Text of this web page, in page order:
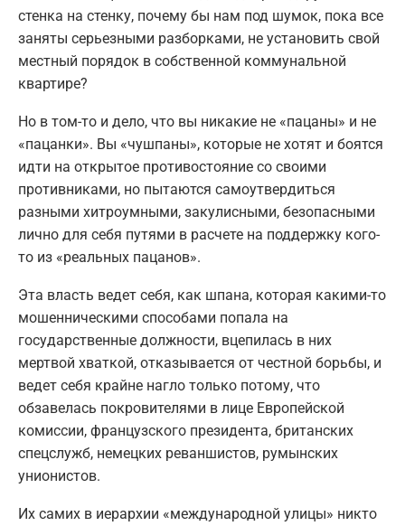
стенка на стенку, почему бы нам под шумок, пока все
заняты серьезными разборками, не установить свой
местный порядок в собственной коммунальной
квартире?
Но в том-то и дело, что вы никакие не «пацаны» и не
«пацанки». Вы «чушпаны», которые не хотят и боятся
идти на открытое противостояние со своими
противниками, но пытаются самоутвердиться
разными хитроумными, закулисными, безопасными
лично для себя путями в расчете на поддержку кого-
то из «реальных пацанов».
Эта власть ведет себя, как шпана, которая какими-то
мошенническими способами попала на
государственные должности, вцепилась в них
мертвой хваткой, отказывается от честной борьбы, и
ведет себя крайне нагло только потому, что
обзавелась покровителями в лице Европейской
комиссии, французского президента, британских
спецслужб, немецких реваншистов, румынских
унионистов.
Их самих в иерархии «международной улицы» никто